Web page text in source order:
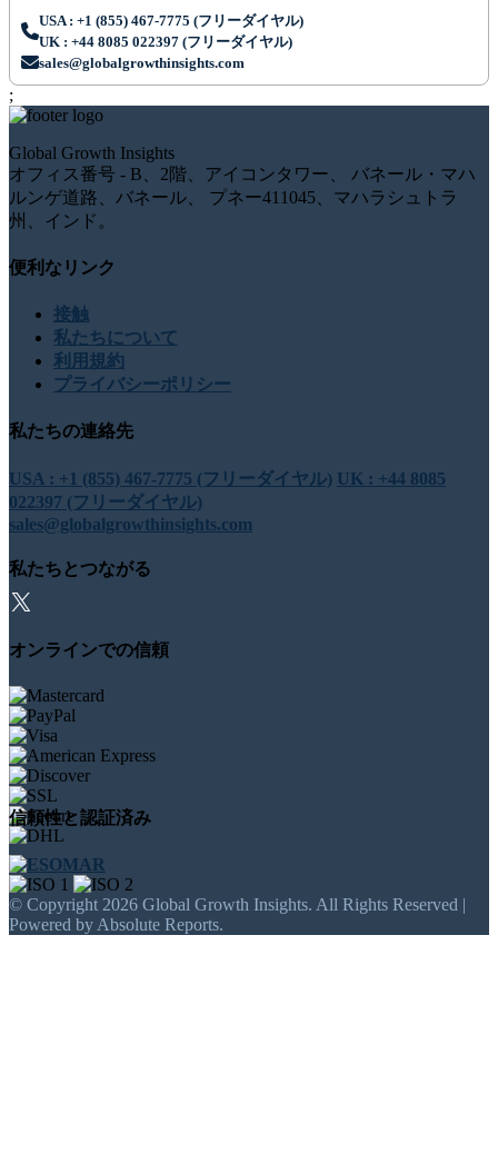
USA : +1 (855) 467-7775 (フリーダイヤル)
UK : +44 8085 022397 (フリーダイヤル)
sales@globalgrowthinsights.com
;
Global Growth Insights
オフィス番号 - B、2階、アイコンタワー、 バネール・マハ
ルンゲ道路、バネール、 プネー411045、マハラシュトラ
州、インド。
便利なリンク
接触
私たちについて
利用規約
プライバシーポリシー
私たちの連絡先
USA : +1 (855) 467-7775 (フリーダイヤル) UK : +44 8085
022397 (フリーダイヤル)
sales@globalgrowthinsights.com
私たちとつながる
オンラインでの信頼
信頼性と認証済み
© Copyright 2026 Global Growth Insights. All Rights Reserved |
Powered by Absolute Reports.